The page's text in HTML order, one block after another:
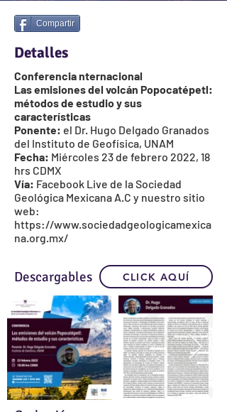
Compartir
Detalles
Conferencia nternacional
Las emisiones del volcán Popocatépetl:
métodos de estudio y sus
características
Ponente: el Dr. Hugo Delgado Granados
del Instituto de Geofísica, UNAM
Fecha: Miércoles 23 de febrero 2022, 18
hrs CDMX
Vía: Facebook Live de laSociedad
Geológica Mexicana A.C y nuestro sitio
web:
https://www.sociedadgeologicamexica
na.org.mx/
Descargables CLICK AQUÍ